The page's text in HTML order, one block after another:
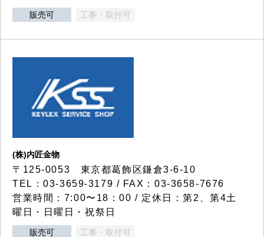
販売可 工事・取付可
(株)内匠金物
〒125-0053 東京都葛飾区鎌倉3-6-10
TEL：03-3659-3179 / FAX：03-3658-7676
営業時間：7:00〜18：00 / 定休日：第2、第4土
曜日・日曜日・祝祭日
販売可 工事・取付可